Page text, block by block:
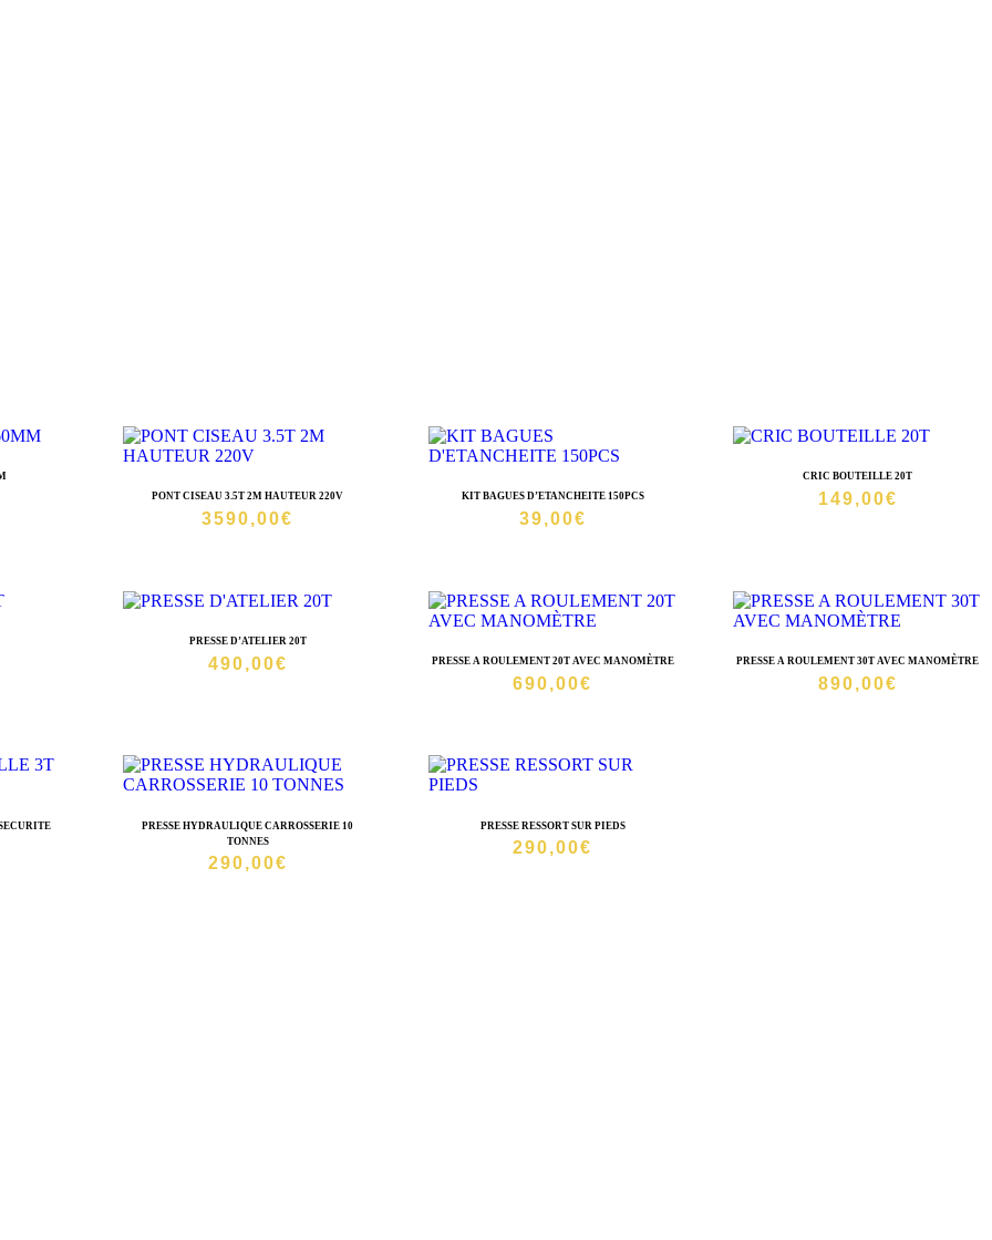
PONT CISEAU 3.5T 2M HAUTEUR 220V
3590,00€
KIT BAGUES D’ETANCHEITE 150PCS
39,00€
CRIC BOUTEILLE 20T
149,00€
PRESSE D’ATELIER 20T
490,00€ PRESSE A ROULEMENT 20T AVEC MANOMÈTRE
690,00€
PRESSE A ROULEMENT 30T AVEC MANOMÈTRE
890,00€
PRESSE HYDRAULIQUE CARROSSERIE 10
TONNES
290,00€
PRESSE RESSORT SUR PIEDS
290,00€